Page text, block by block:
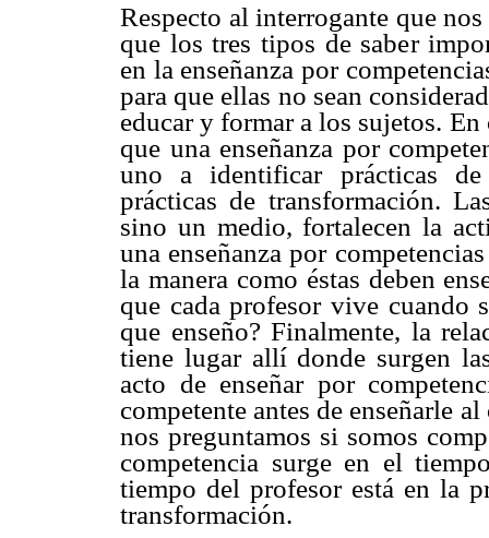
Respecto al interrogante que
que los tres tipos de saber
en la enseñanza por
para que ellas no sean
educar y formar a los sujetos.
que una enseñanza por
uno a identificar prácticas
prácticas de transformación.
sino un medio, fortalecen la
una enseñanza por
la manera como éstas deben
que cada profesor vive cuando
que enseño? Finalmente, la
tiene lugar allí donde surgen
acto de enseñar por
competente antes de enseñarle
nos preguntamos si somos
competencia surge en el
tiempo del profesor está en la
transformación.